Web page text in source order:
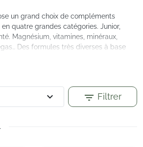
un grand choix de compléments
quatre grandes catégories. Junior,
Magnésium, vitamines, minéraux,
Des formules très diverses à base
journalières à respecter pour des
par Purepara sont Pileje, Nutergia,
Inaldéa, Biocyte, Nature Attitude,
expand_more filter_list Filtrer